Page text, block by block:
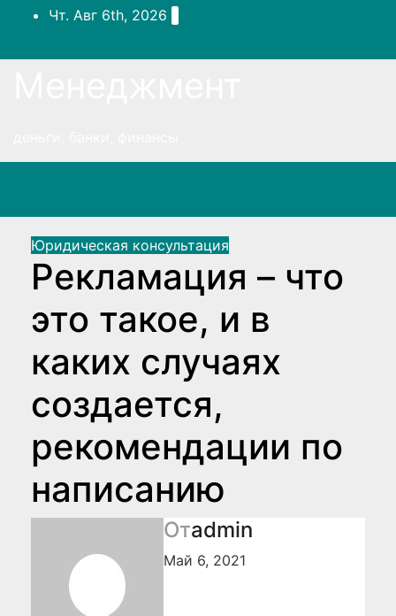
ПерейтиЧт. Авг 6th, 2026
Юридическая консультация
Рекламация – что
это такое, и в
каких случаях
создается,
рекомендации по
написанию
Отadmin
Май 6, 2021